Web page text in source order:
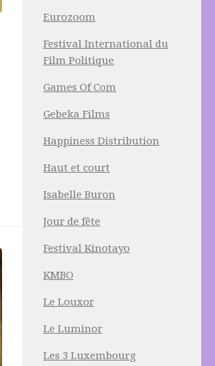
Eurozoom
Festival International du
Film Politique
Games Of Com
Gebeka Films
Happiness Distribution
Haut et court
Isabelle Buron
Jour de fête
Festival Kinotayo
KMBO
Le Louxor
Le Luminor
Les 3 Luxembourg